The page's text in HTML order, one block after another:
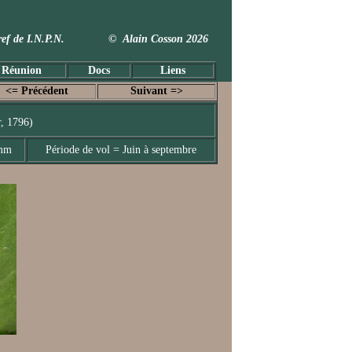
de I.N.P.N. © Alain Cosson 2026
Docs Liens
<= Précédent Suivant =>
1796)
Période de vol = Juin à septembre